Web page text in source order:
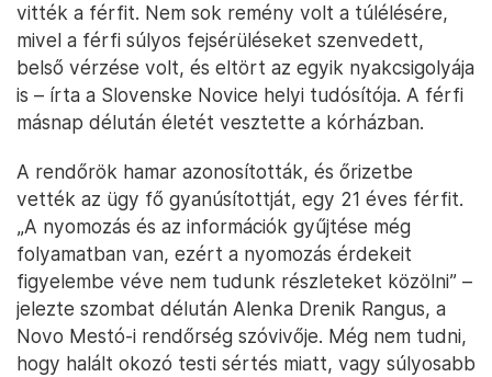
vitték a férfit. Nem sok remény volt a túlélésére,
mivel a férfi súlyos fejsérüléseket szenvedett,
belső vérzése volt, és eltört az egyik nyakcsigolyája
is – írta a Slovenske Novice helyi tudósítója. A férfi
másnap délután életét vesztette a kórházban.
A rendőrök hamar azonosították, és őrizetbe
vették az ügy fő gyanúsítottját, egy 21 éves férfit.
„A nyomozás és az információk gyűjtése még
folyamatban van, ezért a nyomozás érdekeit
figyelembe véve nem tudunk részleteket közölni” –
jelezte szombat délután Alenka Drenik Rangus, a
Novo Mestó-i rendőrség szóvivője. Még nem tudni,
hogy halált okozó testi sértés miatt, vagy súlyosabb